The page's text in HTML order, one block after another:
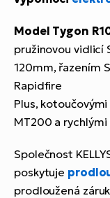
Model Tygon
pružinovou vidlicí
120mm, řazením
Rapidfire
Plus,
MT200 a rychlými
Společnost
poskytuje
prodloužená